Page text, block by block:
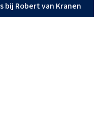
bij Robert van Kranen